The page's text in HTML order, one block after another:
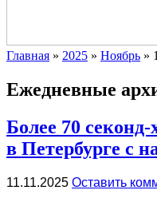
Главная » 2025 » Ноябрь »
Ежедневные
Более 70
в Петербурге с
11.11.2025 Оставить